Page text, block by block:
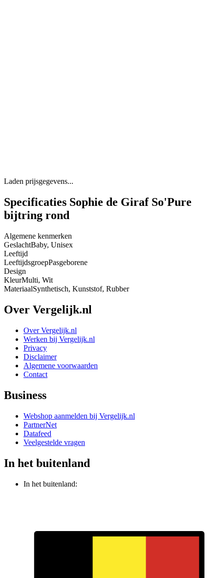
Laden prijsgegevens...
Specificaties Sophie de Giraf So'Pure
bijtring rond
Algemene kenmerken
GeslachtBaby, Unisex
Leeftijd
LeeftijdsgroepPasgeborene
Design
KleurMulti, Wit
MateriaalSynthetisch, Kunststof, Rubber
Over Vergelijk.nl
Over Vergelijk.nl
Werken bij Vergelijk.nl
Privacy
Disclaimer
Algemene voorwaarden
Contact
Business
Webshop aanmelden bij Vergelijk.nl
PartnerNet
Datafeed
Veelgestelde vragen
In het buitenland
In het buitenland: